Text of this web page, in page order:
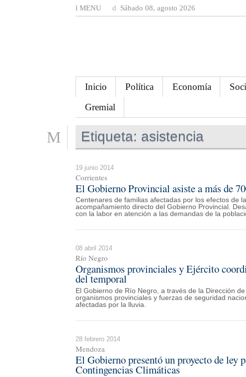
MENU Sábado 08, agosto 2026
Inicio Política Economía
Gremial
Etiqueta: asistencia
19 junio 2014
Corrientes
El Gobierno Provincial asiste a más de
Centenares de familias afectadas por los efectos de
acompañamiento directo del Gobierno Provincial.
con la labor en atención a las demandas de la
08 abril 2014
Río Negro
Organismos provinciales y Ejército
del temporal
El Gobierno de Río Negro, a través de la Dirección
organismos provinciales y fuerzas de seguridad
afectadas por la lluvia.
28 febrero 2014
Mendoza
El Gobierno presentó un proyecto de ley
Contingencias Climáticas